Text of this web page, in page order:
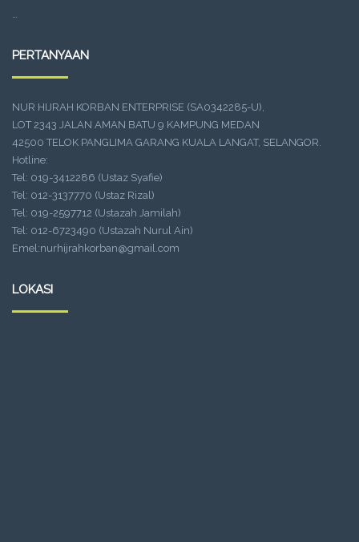
…
PERTANYAAN
NUR HIJRAH KORBAN ENTERPRISE (SA0342285-U),
LOT 2343 JALAN AMAN BATU 9 KAMPUNG MEDAN
42500 TELOK PANGLIMA GARANG KUALA LANGAT, SELANGOR.
Hotline:
Tel: 019-3412286 (Ustaz Syafie)
Tel: 012-3137770 (Ustaz Rizal)
Tel: 019-2597712 (Ustazah Jamilah)
Tel: 012-6723490 (Ustazah Nurul Ain)
Emel:nurhijrahkorban@gmail.com
LOKASI